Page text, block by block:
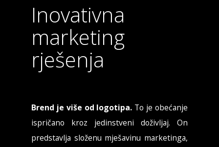
Inovativna
marketing
rješenja
Brend je više od logotipa. To je obećanje
ispričano kroz jedinstveni doživljaj. On
predstavlja složenu mješavinu marketinga,